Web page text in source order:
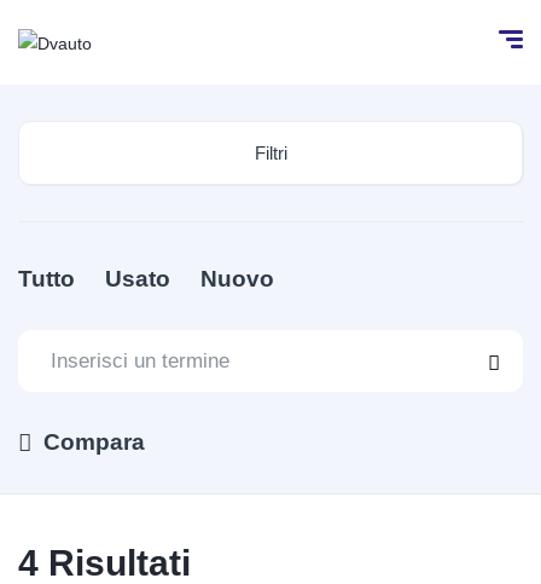
Filtri
Tutto Usato Nuovo
Compara
4 Risultati